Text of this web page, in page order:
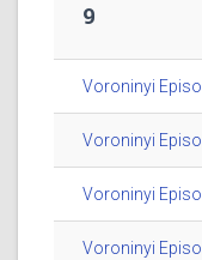
9
Voroninyi
Voroninyi
Voroninyi
Voroninyi